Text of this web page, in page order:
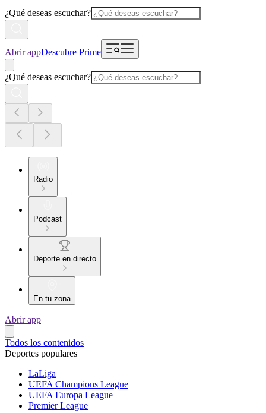
¿Qué deseas escuchar?
Abrir appDescubre Prime
¿Qué deseas escuchar?
Radio
Podcast
Deporte en directo
En tu zona
Abrir app
Todos los contenidos
Deportes populares
LaLiga
UEFA Champions League
UEFA Europa League
Premier League